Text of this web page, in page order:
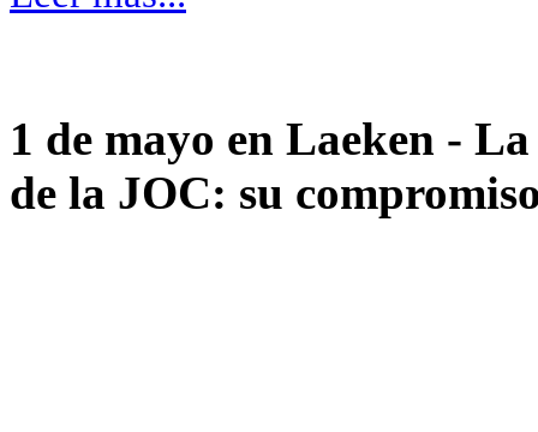
1 de mayo en Laeken -
de la JOC: su